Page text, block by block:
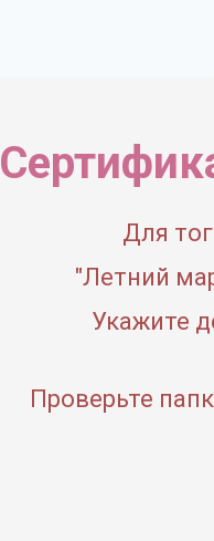
Для
"Летний
Укажите
Проверьте